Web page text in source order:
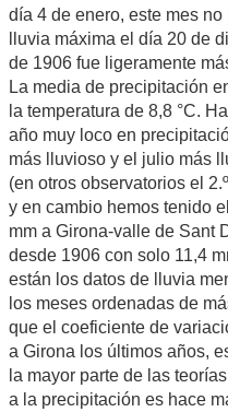
día 4 de enero, este mes
lluvia máxima el día 20 de
de 1906 fue ligeramente
La media de precipitación
la temperatura de 8,8 °C.
año muy loco en
más lluvioso y el julio más
(en otros observatorios el
y en cambio hemos tenido
mm a Girona-valle de Sant
desde 1906 con solo 11,4
están los datos de lluvia
los meses ordenadas de
que el coeficiente de
a Girona los últimos años,
la mayor parte de las
a la precipitación es hace